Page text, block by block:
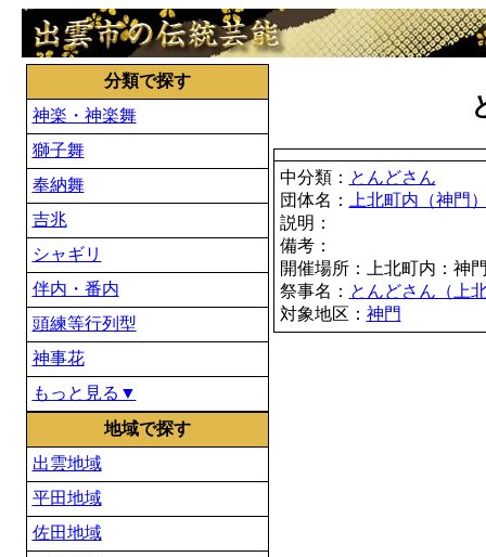
分類で探す
神楽・神楽舞
獅子舞
奉納舞
吉兆
シャギリ
伴内・番内
頭練等行列型
神事花
もっと見る▼
地域で探す
出雲地域
平田地域
佐田地域
中分類： とんどさん
団体名：
上北町内（神門
説明：
備考：
開催場所：上北町内：神
祭事名： とんどさん（上
対象地区： 神門